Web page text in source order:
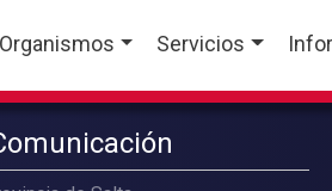
Organismos Servicios